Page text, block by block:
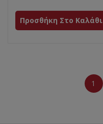
Προσθήκη Στο Καλάθι
1